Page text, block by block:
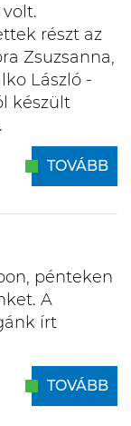
részt az
Zsuzsanna,
László -
készült
TOVÁBB
pénteken
A
írt
TOVÁBB